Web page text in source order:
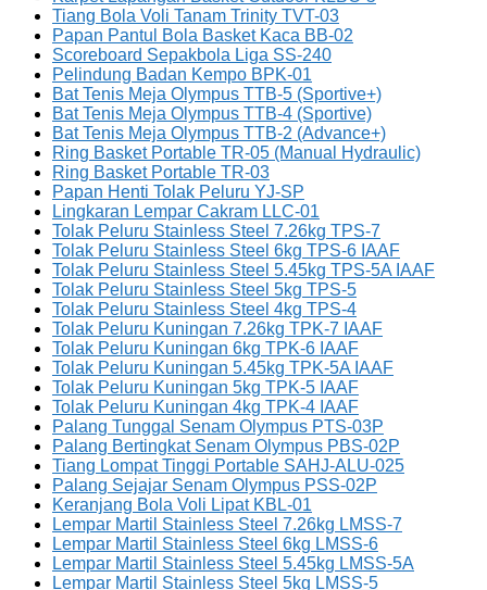
Tiang Bola Voli Tanam Trinity TVT-03
Papan Pantul Bola Basket Kaca BB-02
Scoreboard Sepakbola Liga SS-240
Pelindung Badan Kempo BPK-01
Bat Tenis Meja Olympus TTB-5 (Sportive+)
Bat Tenis Meja Olympus TTB-4 (Sportive)
Bat Tenis Meja Olympus TTB-2 (Advance+)
Ring Basket Portable TR-05 (Manual Hydraulic)
Ring Basket Portable TR-03
Papan Henti Tolak Peluru YJ-SP
Lingkaran Lempar Cakram LLC-01
Tolak Peluru Stainless Steel 7.26kg TPS-7
Tolak Peluru Stainless Steel 6kg TPS-6 IAAF
Tolak Peluru Stainless Steel 5.45kg TPS-5A IAAF
Tolak Peluru Stainless Steel 5kg TPS-5
Tolak Peluru Stainless Steel 4kg TPS-4
Tolak Peluru Kuningan 7.26kg TPK-7 IAAF
Tolak Peluru Kuningan 6kg TPK-6 IAAF
Tolak Peluru Kuningan 5.45kg TPK-5A IAAF
Tolak Peluru Kuningan 5kg TPK-5 IAAF
Tolak Peluru Kuningan 4kg TPK-4 IAAF
Palang Tunggal Senam Olympus PTS-03P
Palang Bertingkat Senam Olympus PBS-02P
Tiang Lompat Tinggi Portable SAHJ-ALU-025
Palang Sejajar Senam Olympus PSS-02P
Keranjang Bola Voli Lipat KBL-01
Lempar Martil Stainless Steel 7.26kg LMSS-7
Lempar Martil Stainless Steel 6kg LMSS-6
Lempar Martil Stainless Steel 5.45kg LMSS-5A
Lempar Martil Stainless Steel 5kg LMSS-5